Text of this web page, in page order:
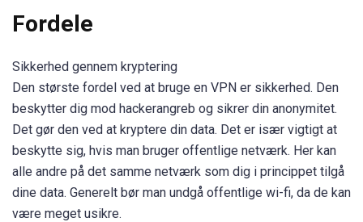
Fordele
Sikkerhed gennem kryptering
Den største fordel ved at bruge en VPN er sikkerhed. Den
beskytter dig mod hackerangreb og sikrer din anonymitet.
Det gør den ved at kryptere din data. Det er især vigtigt at
beskytte sig, hvis man bruger offentlige netværk. Her kan
alle andre på det samme netværk som dig i princippet tilgå
dine data. Generelt bør man undgå offentlige wi-fi, da de kan
være meget usikre.